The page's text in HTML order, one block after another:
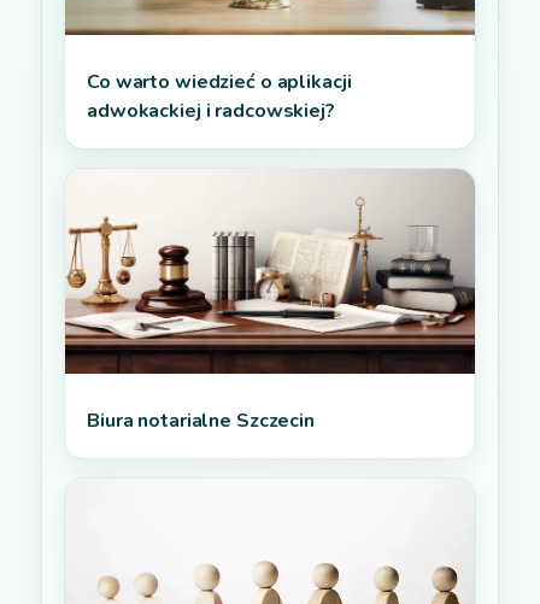
Co warto wiedzieć o aplikacji
adwokackiej i radcowskiej?
Biura notarialne Szczecin